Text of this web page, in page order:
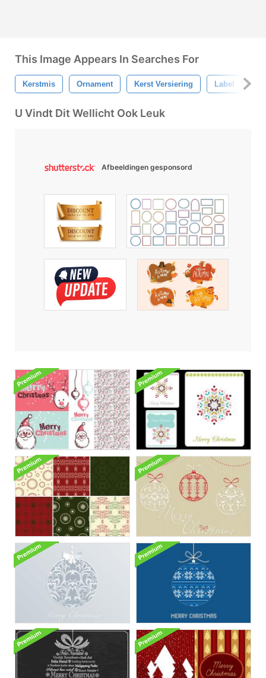
This Image Appears In Searches For
Kerstmis Ornament Kerst Versiering Label
U Vindt Dit Wellicht Ook Leuk
Afbeeldingen gesponsord